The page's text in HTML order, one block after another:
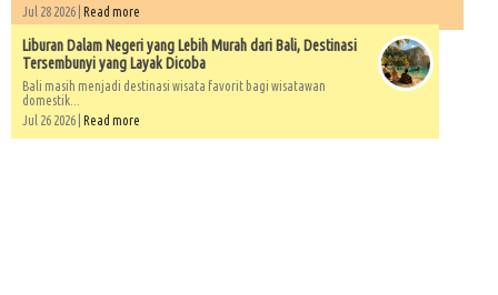
Jul 28 2026 | Read more
Liburan Dalam Negeri yang Lebih Murah dari Bali, Destinasi
Tersembunyi yang Layak Dicoba
Bali masih menjadi destinasi wisata favorit bagi wisatawan
domestik...
Jul 26 2026 | Read more